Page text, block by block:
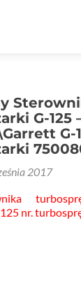
G-125
G-
2017
nr.